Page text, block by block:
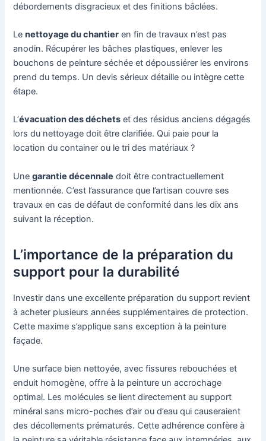
débordements disgracieux et des finitions bâclées.
Lenettoyage du chantier en fin de travaux n’est pas
anodin. Récupérer les bâches plastiques, enlever les
bouchons de peinture séchée et dépoussiérer les environs
prend du temps. Un devis sérieux détaille ou intègre cette
étape.
L’évacuation des déchets et des résidus anciens dégagés
lors du nettoyage doit être clarifiée. Qui paie pour la
location du container ou le tri des matériaux ?
Unegarantie décennale doit être contractuellement
mentionnée. C’est l’assurance que l’artisan couvre ses
travaux en cas de défaut de conformité dans les dix ans
suivant la réception.
L’importance de la préparation du
support pour la durabilité
Investir dans une excellente préparation du support revient
à acheter plusieurs années supplémentaires de protection.
Cette maxime s’applique sans exception à la peinture
façade.
Une surface bien nettoyée, avec fissures rebouchées et
enduit homogène, offre à la peinture un accrochage
optimal. Les molécules se lient directement au support
minéral sans micro-poches d’air ou d’eau qui causeraient
des décollements prématurés. Cette adhérence confère à